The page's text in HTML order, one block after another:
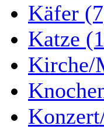
Käfer
Katze
Kirche/